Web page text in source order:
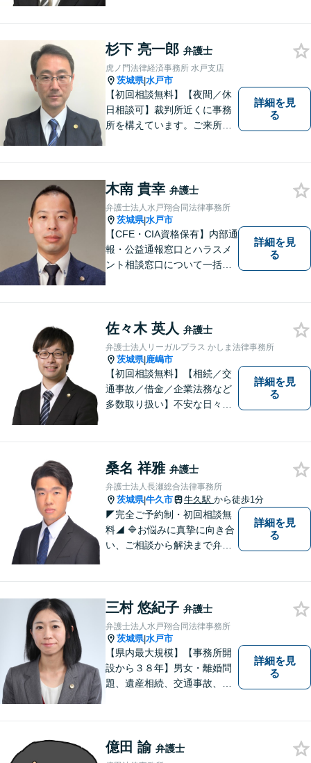
杉下 亮一郎 弁護士
虎ノ門法律経済事務所 水戸支店
茨城県|水戸市
【初回相談無料】【夜間／休
日相談可】裁判所近くに事務
所を構えています。ご来所・
もに最善の解決を目指しま
す。
詳細を見
る
木南 貴幸 弁護士
弁護士法人水戸翔合同法律事務所
茨城県|水戸市
【CFE・CIA資格保有】内部通
報・公益通報窓口とハラスメ
ント相談窓口について一括対
詳細を見
る
佐々木 英人 弁護士
弁護士法人リーガルプラス かしま法律事務所
茨城県|鹿嶋市
【初回相談無料】【相続／交
通事故／借金／企業法務など
多数取り扱い】不安な日々を
まいります。法律的知見のア
ップデートを怠りません。
詳細を見
る
桑名 祥雅 弁護士
弁護士法人長瀬総合法律事務所
茨城県|牛久市 牛久駅 から徒歩1分
◤完全ご予約制・初回相談無
料◢ 🔷お悩みに真摯に向き合
い、ご相談から解決まで弁護
せるために安心の第一歩を踏
み出しましょう。お気軽にお
問い合わせください。
詳細を見
る
三村 悠紀子 弁護士
弁護士法人水戸翔合同法律事務所
茨城県|水戸市
【県内最大規模】【事務所開
設から３８年】男女・離婚問
題、遺産相続、交通事故、労
りごとがあればお気軽にご相
談ください！お一人おひとり
詳細を見
る
億田 諭 弁護士